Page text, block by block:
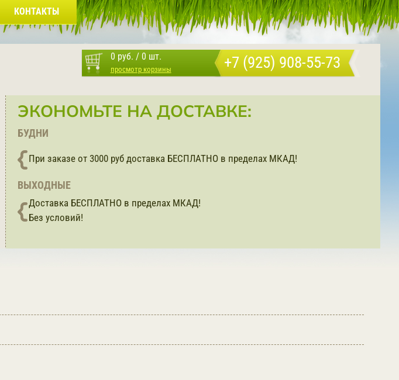
КОНТАКТЫ
0 руб. / 0 шт.
просмотр корзины +7 (925) 908-55-73
ЭКОНОМЬТЕ НА ДОСТАВКЕ:
БУДНИ
При заказе от 3000 руб доставка БЕСПЛАТНО в пределах МКАД!
ВЫХОДНЫЕ
Доставка БЕСПЛАТНО в пределах МКАД!
Без условий!